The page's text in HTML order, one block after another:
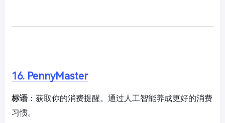
16. PennyMaster
标语：获取你的消费提醒。通过人工智能养成更好的消费
习惯。